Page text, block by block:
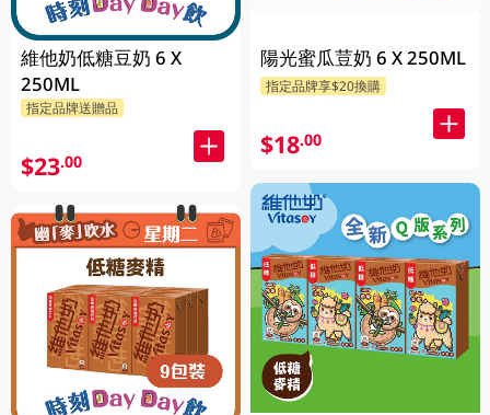
維他奶低糖豆奶 6 X
250ML
指定品牌送贈品
$23.00
陽光蜜瓜荳奶 6 X 250ML
指定品牌享$20換購
$18.00